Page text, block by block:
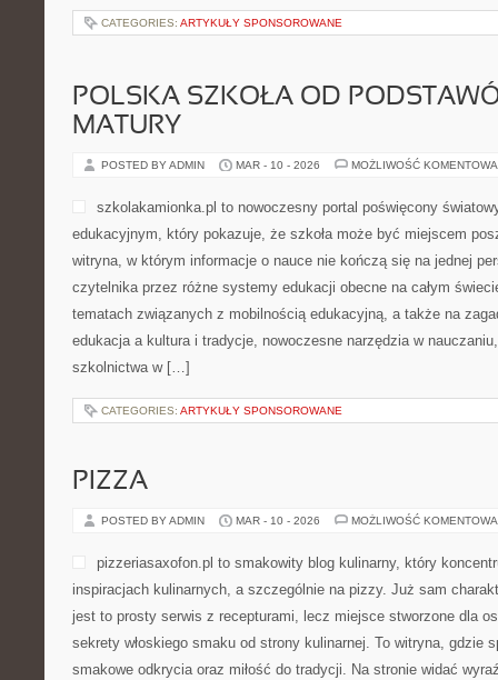
CATEGORIES: ARTYKUŁY SPONSOROWANE
POLSKA SZKOŁA OD
MATURY
POSTED BY ADMIN MAR - 10 - 2026 MOŻLIWOŚĆ
szkolakamionka.pl to nowoczesny portal poświęcony
edukacyjnym, który pokazuje, że szkoła może być miejscem
witryna, w którym informacje o nauce nie kończą się na jednej
czytelnika przez różne systemy edukacji obecne na całym
tematach związanych z mobilnością edukacyjną, a także na
edukacja a kultura i tradycje, nowoczesne narzędzia w
szkolnictwa w […]
CATEGORIES: ARTYKUŁY SPONSOROWANE
PIZZA
POSTED BY ADMIN MAR - 10 - 2026 MOŻLIWOŚĆ
pizzeriasaxofon.pl to smakowity blog kulinarny, który
inspiracjach kulinarnych, a szczególnie na pizzy. Już sam
jest to prosty serwis z recepturami, lecz miejsce stworzone dla
sekrety włoskiego smaku od strony kulinarnej. To witryna, gdzie
smakowe odkrycia oraz miłość do tradycji. Na stronie widać